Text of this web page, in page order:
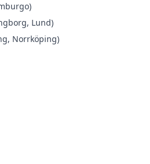
Lund)
Norrköping)